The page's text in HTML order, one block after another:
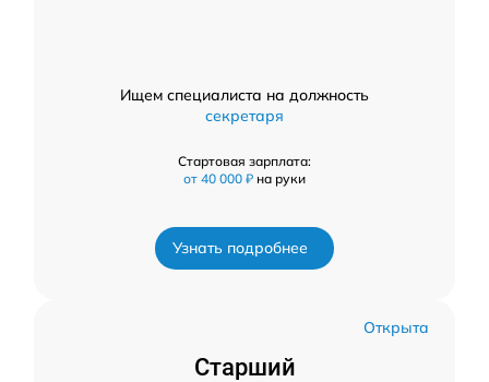
Ищем специалиста на должность
секретаря
Стартовая зарплата:
от 40 000 ₽ на руки
Узнать подробнее
Открыта
Старший